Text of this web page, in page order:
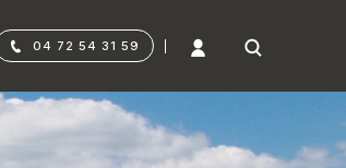
04 72 54 31 59